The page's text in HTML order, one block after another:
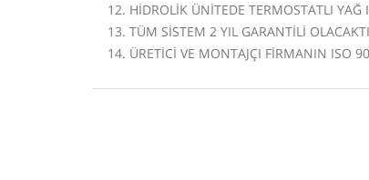
HİDROLİK ÜNİTEDE TERMOSTATLI YAĞ
TÜM SİSTEM 2 YIL GARANTİLİ
ÜRETİCİ VE MONTAJÇI FİRMANIN ISO